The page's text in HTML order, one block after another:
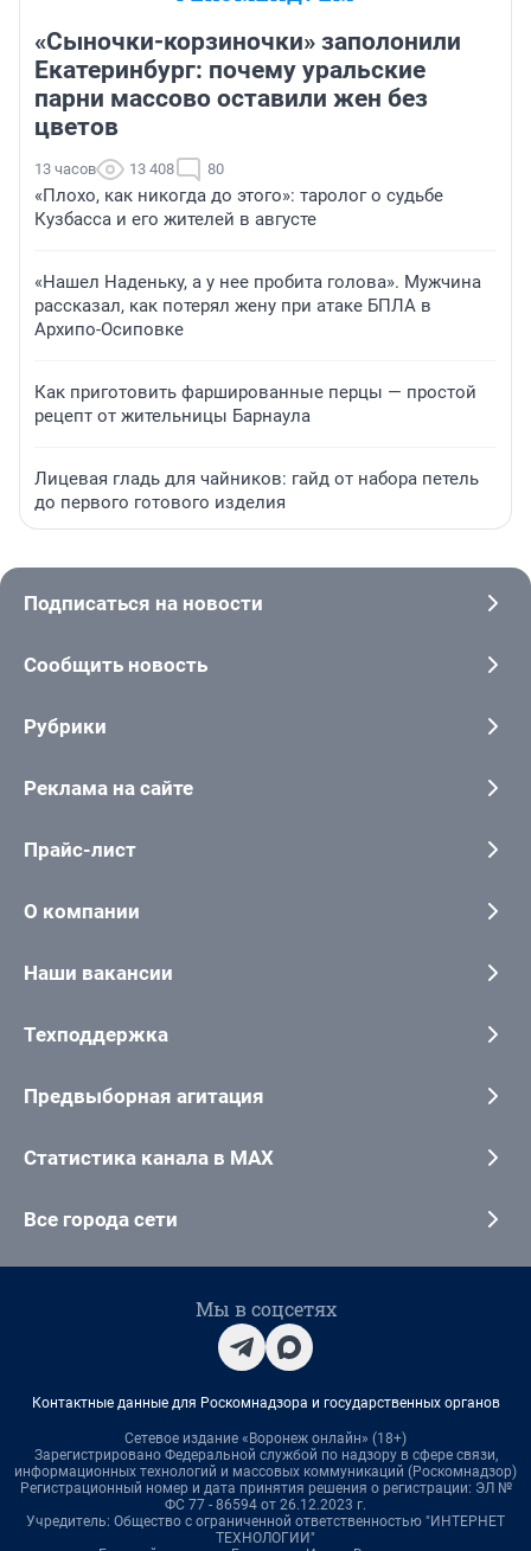
«Сыночки-корзиночки» заполонили
Екатеринбург: почему уральские
парни массово оставили жен без
цветов
13 часов 13 408 80
«Плохо, как никогда до этого»: таролог о судьбе
Кузбасса и его жителей в августе
«Нашел Наденьку, а у нее пробита голова». Мужчина
рассказал, как потерял жену при атаке БПЛА в
Архипо-Осиповке
Как приготовить фаршированные перцы — простой
рецепт от жительницы Барнаула
Лицевая гладь для чайников: гайд от набора петель
до первого готового изделия
Подписаться на новости
Сообщить новость
Рубрики
Реклама на сайте
Прайс-лист
О компании
Наши вакансии
Техподдержка
Предвыборная агитация
Статистика канала в MAX
Все города сети
Мы в соцсетях
Контактные данные для Роскомнадзора и государственных органов
Сетевое издание «Воронеж онлайн» (18+)
Зарегистрировано Федеральной службой по надзору в сфере связи,
информационных технологий и массовых коммуникаций (Роскомнадзор)
Регистрационный номер и дата принятия решения о регистрации: ЭЛ №
ФС 77 - 86594 от 26.12.2023 г.
Учредитель: Общество с ограниченной ответственностью "ИНТЕРНЕТ
ТЕХНОЛОГИИ"